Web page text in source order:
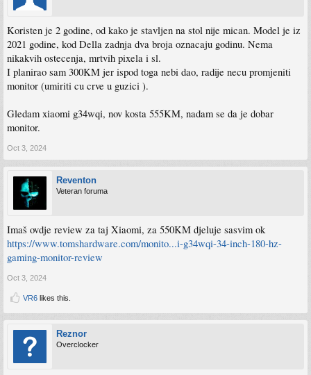
Koristen je 2 godine, od kako je stavljen na stol nije mican. Model je iz
2021 godine, kod Della zadnja dva broja oznacaju godinu. Nema
nikakvih ostecenja, mrtvih pixela i sl.
I planirao sam 300KM jer ispod toga nebi dao, radije necu promjeniti
monitor (umiriti cu crve u guzici ).
Gledam xiaomi g34wqi, nov kosta 555KM, nadam se da je dobar
monitor.
Oct 3, 2024
Reventon
Veteran foruma
Imaš ovdje review za taj Xiaomi, za 550KM djeluje sasvim ok
https://www.tomshardware.com/monito...i-g34wqi-34-inch-180-hz-
gaming-monitor-review
Oct 3, 2024
VR6 likes this.
Reznor
Overclocker